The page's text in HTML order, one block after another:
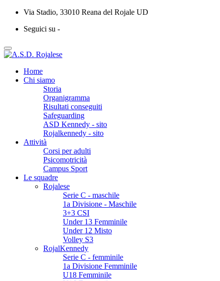
Via Stadio, 33010 Reana del Rojale UD
Seguici su -
Home
Chi siamo
Storia
Organigramma
Risultati conseguiti
Safeguarding
ASD Kennedy - sito
Rojalkennedy - sito
Attività
Corsi per adulti
Psicomotricità
Campus Sport
Le squadre
Rojalese
Serie C - maschile
1a Divisione - Maschile
3+3 CSI
Under 13 Femminile
Under 12 Misto
Volley S3
RojalKennedy
Serie C - femminile
1a Divisione Femminile
U18 Femminile